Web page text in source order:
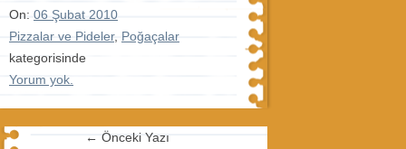
On: 06 Şubat 2010
Pizzalar ve Pideler, Poğaçalar
kategorisinde
Yorum yok.
← Önceki Yazı